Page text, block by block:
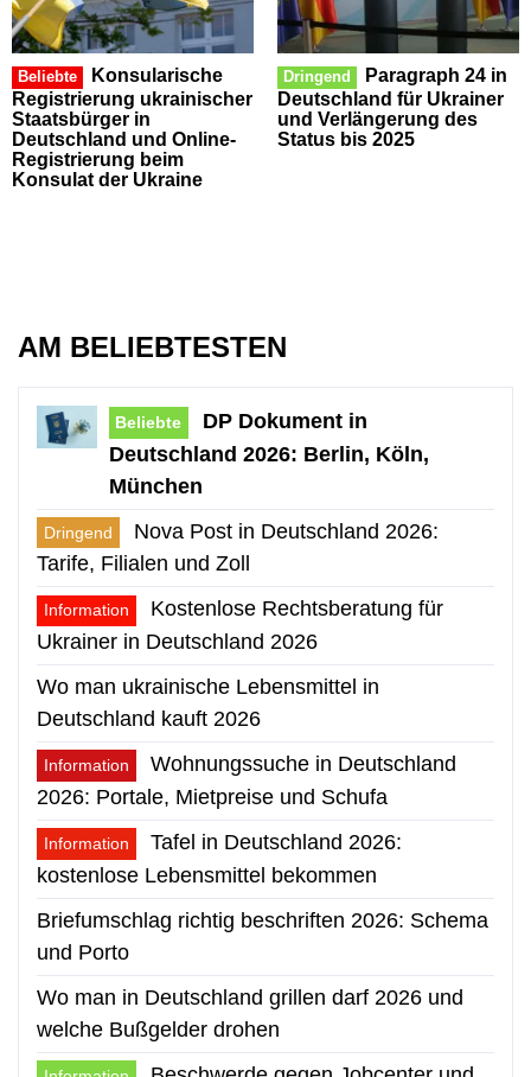
Beliebte
Konsularische
Registrierung ukrainischer
Staatsbürger in
Deutschland und Online-
Registrierung beim
Konsulat der Ukraine
Dringend
Paragraph 24 in
Deutschland für Ukrainer
und Verlängerung des
Status bis 2025
AM BELIEBTESTEN
Beliebte
DP Dokument in
Deutschland 2026: Berlin, Köln,
München
Dringend
Nova Post in Deutschland 2026:
Tarife, Filialen und Zoll
Information
Kostenlose Rechtsberatung für
Ukrainer in Deutschland 2026
Wo man ukrainische Lebensmittel in
Deutschland kauft 2026
Information
Wohnungssuche in Deutschland
2026: Portale, Mietpreise und Schufa
Information
Tafel in Deutschland 2026:
kostenlose Lebensmittel bekommen
Briefumschlag richtig beschriften 2026: Schema
und Porto
Wo man in Deutschland grillen darf 2026 und
welche Bußgelder drohen